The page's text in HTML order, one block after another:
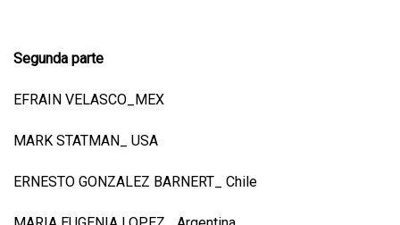
Segunda parte
EFRAIN VELASCO_MEX
MARK STATMAN_ USA
ERNESTO GONZALEZ BARNERT_ Chile